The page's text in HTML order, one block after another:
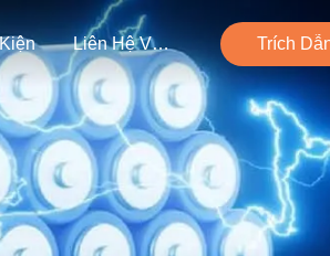
Liên Hệ Với Chúng Tôi Trích